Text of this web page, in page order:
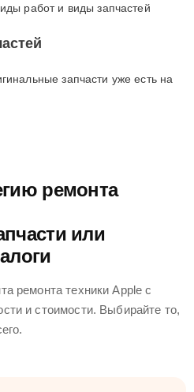
работ и виды запчастей
запчасти уже есть на
ремонта
или
ремонта техники Apple с
и стоимости. Выбирайте то,